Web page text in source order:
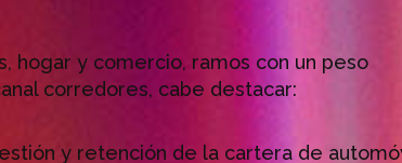
hogar y comercio, ramos con un peso
corredores, cabe destacar:
y retención de la cartera de